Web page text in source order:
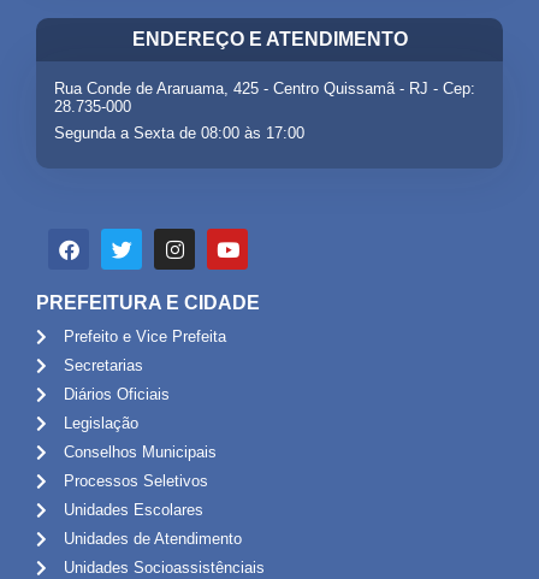
ENDEREÇO E ATENDIMENTO
Rua Conde de Araruama, 425 - Centro Quissamã - RJ - Cep:
28.735-000
Segunda a Sexta de 08:00 às 17:00
PREFEITURA E CIDADE
Prefeito e Vice Prefeita
Secretarias
Diários Oficiais
Legislação
Conselhos Municipais
Processos Seletivos
Unidades Escolares
Unidades de Atendimento
Unidades Socioassistênciais